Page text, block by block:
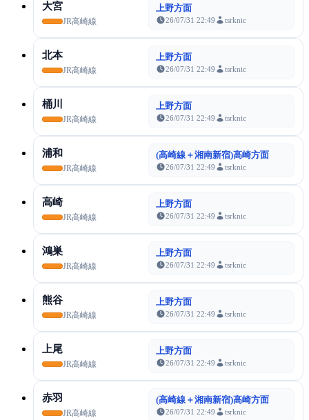
大宮
JR高崎線
上野方面
26/07/31 22:49 tsrknic
北本
JR高崎線
上野方面
26/07/31 22:49 tsrknic
桶川
JR高崎線
上野方面
26/07/31 22:49 tsrknic
浦和
JR高崎線
(高崎線＋湘南新宿)高崎方面
26/07/31 22:49 tsrknic
高崎
JR高崎線
上野方面
26/07/31 22:49 tsrknic
鴻巣
JR高崎線
上野方面
26/07/31 22:49 tsrknic
熊谷
JR高崎線
上野方面
26/07/31 22:49 tsrknic
上尾
JR高崎線
上野方面
26/07/31 22:49 tsrknic
赤羽
JR高崎線
(高崎線＋湘南新宿)高崎方面
26/07/31 22:49 tsrknic